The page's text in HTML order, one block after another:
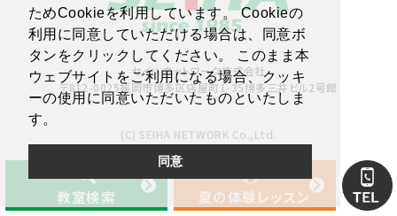
ためCookieを利用しています。 Cookieの
利用に同意していただける場合は、同意ボ
タンをクリックしてください。 このまま本
ウェブサイトをご利用になる場合、クッキ
ーの使用に同意いただいたものといたしま
す。
同意
教室検索
夏の体験レッスン
セイハネットワーク株式会社
〒812-0025福岡市博多区店屋町1-35博多三井ビル2号館
(C) SEIHA NETWORK Co.,Ltd.